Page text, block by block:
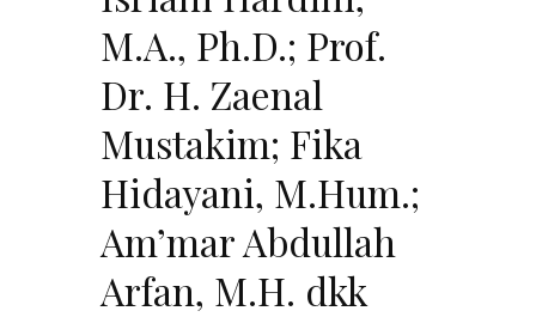
M.A., Ph.D.; Prof.
Dr. H. Zaenal
Mustakim; Fika
Hidayani, M.Hum.;
Am’mar Abdullah
Arfan, M.H. dkk